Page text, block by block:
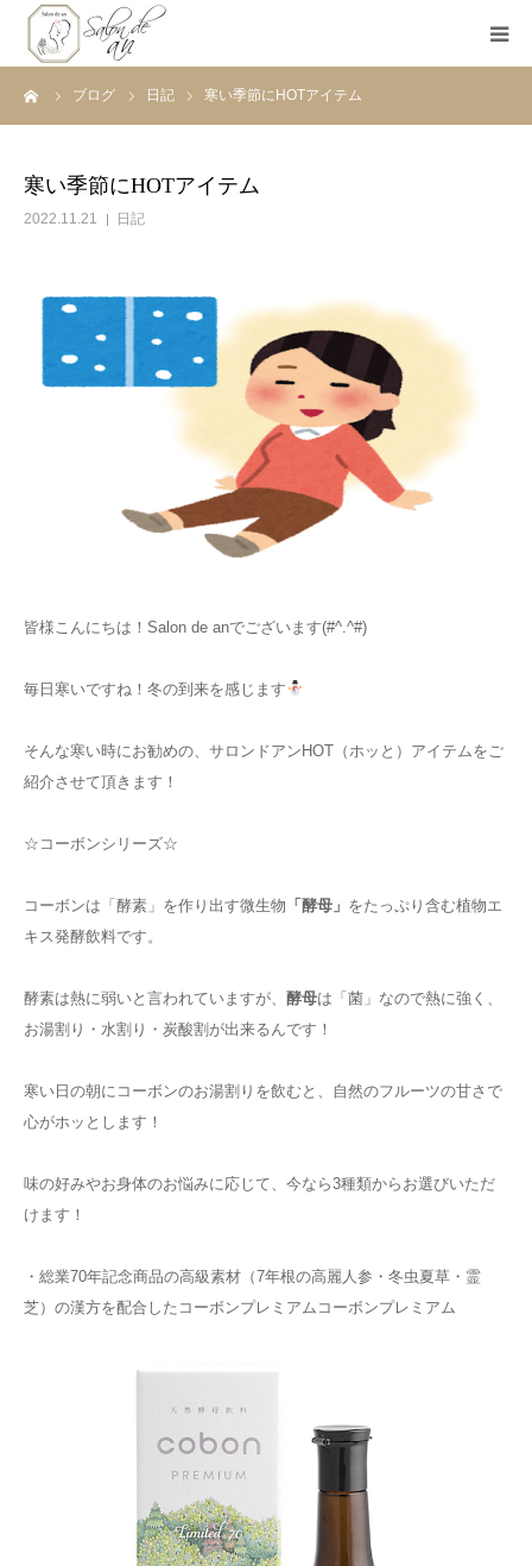
ブログ 日記 寒い季節にHOTアイテム
寒い季節にHOTアイテム
2022.11.21 日記
皆様こんにちは！Salon de anでございます(#^.^#)
毎日寒いですね！冬の到来を感じます
そんな寒い時にお勧めの、サロンドアンHOT（ホッと）アイテムをご
紹介させて頂きます！
☆コーボンシリーズ☆
コーボンは「酵素」を作り出す微生物 「酵母」 をたっぷり含む植物エ
キス発酵飲料です。
酵素は熱に弱いと言われていますが、 酵母は「菌」なので熱に強く、
お湯割り・水割り・炭酸割が出来るんです！
寒い日の朝にコーボンのお湯割りを飲むと、自然のフルーツの甘さで
心がホッとします！
味の好みやお身体のお悩みに応じて、今なら3種類からお選びいただ
けます！
・総業70年記念商品の高級素材（7年根の高麗人参・冬虫夏草・霊
芝）の漢方を配合したコーボンプレミアムコーボンプレミアム
ホーム
初めての方へ
Before＆After
ブログ